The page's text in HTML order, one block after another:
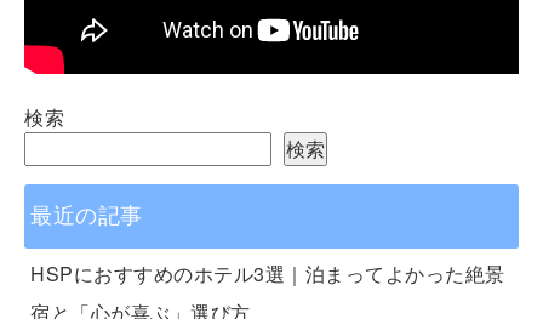
検索
検索
最近の記事
HSPにおすすめのホテル3選｜泊まってよかった絶景
宿と「心が喜ぶ」選び方